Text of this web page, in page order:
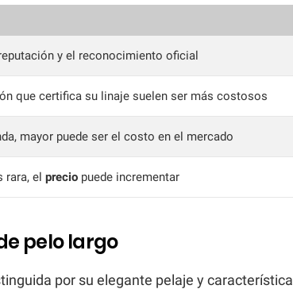
y el reconocimiento oficial
que certifica su linaje suelen ser más costosos
mayor puede ser el costo en el mercado
rara, el precio puede incrementar
pelo largo
por su elegante pelaje y característica